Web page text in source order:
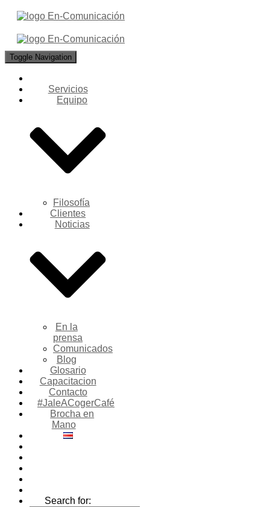
Toggle Navigation
Servicios
Equipo
Filosofía
Clientes
Noticias
En la
prensa
Comunicados
Blog
Glosario
Capacitacion
Contacto
#JaleACogerCafé
Brocha en
Mano
Search for: